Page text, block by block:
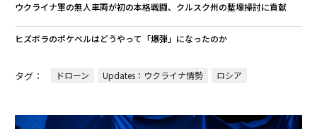
ウクライナ軍の無人車両が初の本格戦闘、クルスク州の塹壕掃討に貢献
ヒズボラのポケベルはどうやって「爆弾」になったのか
タグ： ドローン Updates：ウクライナ情勢 ロシア